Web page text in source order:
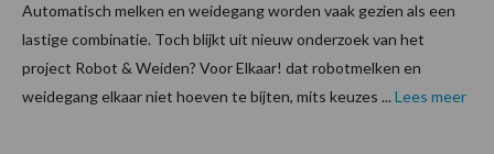
Automatisch melken en weidegang worden vaak gezien als een
lastige combinatie. Toch blijkt uit nieuw onderzoek van het
project Robot & Weiden? Voor Elkaar! dat robotmelken en
weidegang elkaar niet hoeven te bijten, mits keuzes ... Lees meer